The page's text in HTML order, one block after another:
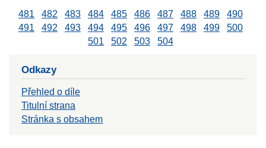
481 482 483 484 485 486 487 488 489
490
491
492 493 494 495 496 497 498 499
500
501
502 503 504
Odkazy
Přehled o díle
Titulní strana
Stránka s obsahem